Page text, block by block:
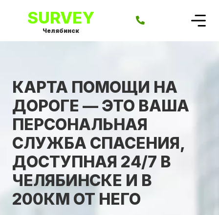
SURVEY
Челябинск
КАРТА ПОМОЩИ НА
ДОРОГЕ — ЭТО ВАША
ПЕРСОНАЛЬНАЯ
СЛУЖБА СПАСЕНИЯ,
ДОСТУПНАЯ 24/7 В
ЧЕЛЯБИНСКЕ И В
200КМ ОТ НЕГО